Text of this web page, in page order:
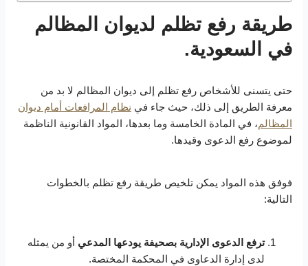
طريقة رفع تظلم لديوان المظالم
في السعودية.
حتى يتسنى للأشخاص رفع تظلم إلى ديوان المظالم لا بد من
معرفة الطريق إلى ذلك، حيث جاء في نظام المرافعات أمام ديوان
المظالم، في المادة الخامسة وما بعدها، المواد القانونية الناظمة
لموضوع رفع الدعوى وقيدها.
فوفق هذه المواد يمكن تلخيص طريقة رفع تظلم بالخطوات
التالية:
ترفع الدعوى الإدارية بصحيفة يودعها المدعي أو من يمثله
لدى إدارة الدعاوى في المحكمة المختصة.